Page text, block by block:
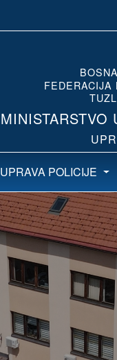
FEDERACIJA
MINISTARSTVO
UPRAVA POLICIJE